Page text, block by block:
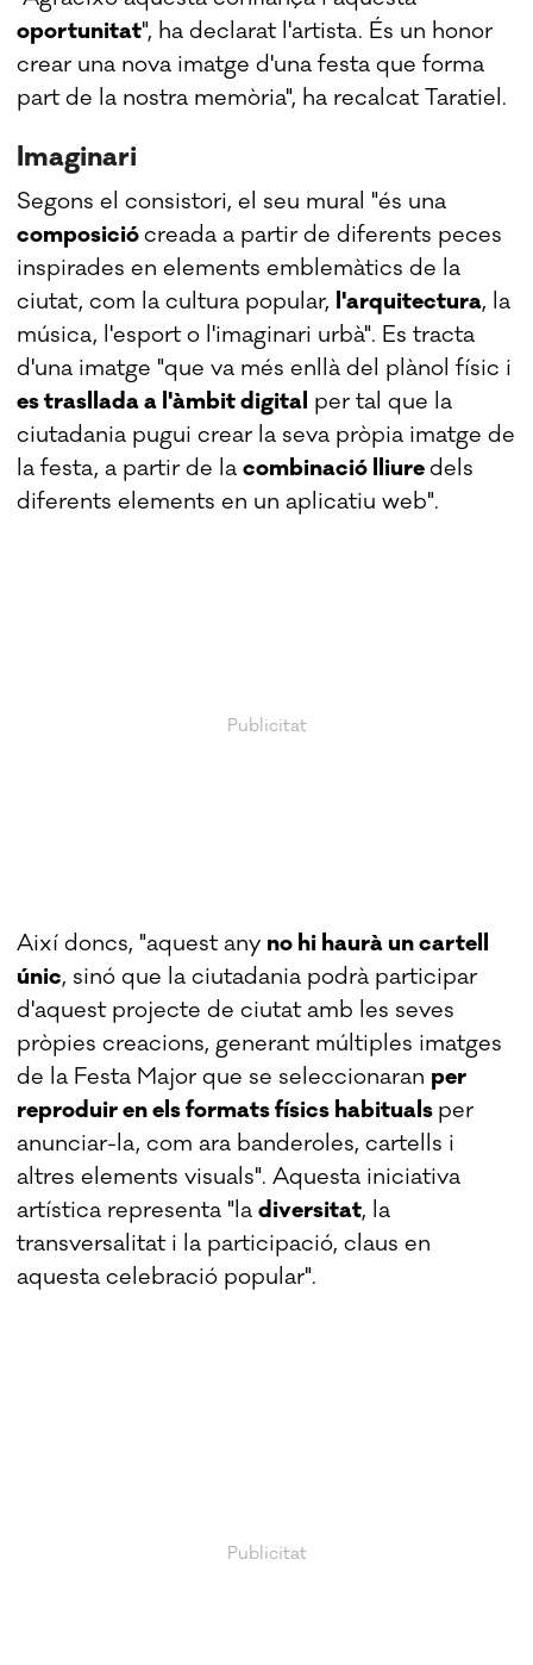
oportunitat", ha declarat l'artista. És un honor
crear una nova imatge d'una festa que forma
part de la nostra memòria", ha recalcat Taratiel.
Imaginari
Segons el consistori, el seu mural "és una
composiciócreada a partir de diferents peces
inspirades en elements emblemàtics de la
ciutat, com la cultura popular, l'arquitectura, la
música, l'esport o l'imaginari urbà". Es tracta
d'una imatge "que va més enllà del plànol físic i
es trasllada a l'àmbit digital per tal que la
ciutadania pugui crear la seva pròpia imatge de
la festa, a partir de lacombinació lliuredels
diferents elements en un aplicatiu web".
Així doncs, "aquest any no hi haurà un cartell
únic, sinó que la ciutadania podrà participar
d'aquest projecte de ciutat amb les seves
pròpies creacions, generant múltiples imatges
de la Festa Major que se seleccionaran per
reproduir en els formats físics habituals per
anunciar-la, com ara banderoles, cartells i
altres elements visuals". Aquesta iniciativa
artística representa "ladiversitat, la
transversalitat i la participació, claus en
aquesta celebració popular".